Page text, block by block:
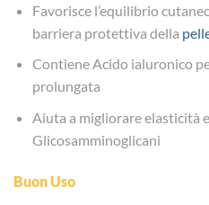
Favorisce l’equilibrio
barriera protettiva della
Contiene Acido ialuronico
prolungata
Aiuta a migliorare elasticità
Glicosamminoglicani
Buon Uso